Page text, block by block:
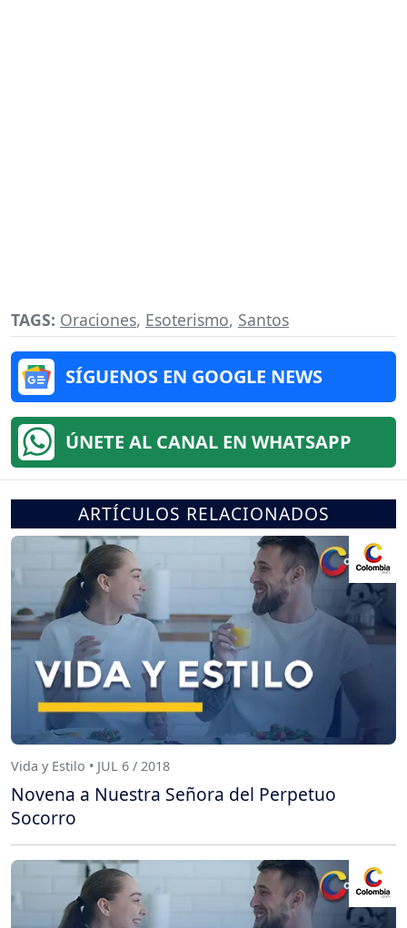
TAGS: Oraciones, Esoterismo, Santos
SÍGUENOS EN GOOGLE NEWS
ÚNETE AL CANAL EN WHATSAPP
ARTÍCULOS RELACIONADOS
Vida y Estilo • JUL 6 / 2018
Novena a Nuestra Señora del Perpetuo
Socorro